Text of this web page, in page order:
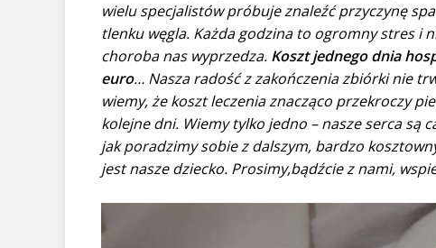
wielu specjalistów próbuje znaleźć przyczynę
tlenku węgla. Każda godzina to ogromny stres i
choroba nas wyprzedza. Koszt jednego dnia
euro… Nasza radość z zakończenia zbiórki nie
wiemy, że koszt leczenia znacząco przekroczy
kolejne dni. Wiemy tylko jedno – nasze serca są
jak poradzimy sobie z dalszym, bardzo
jest nasze dziecko. Prosimy,bądźcie z nami,